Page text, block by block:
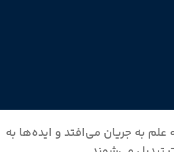
به جریان می‌افتد و ایده‌ها به